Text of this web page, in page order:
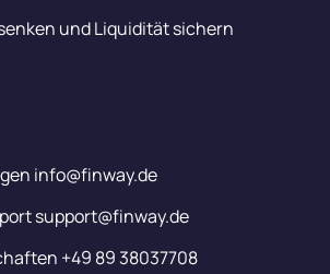
und Liquidität sichern
info@finway.de
support@finway.de
+49 89 38037708